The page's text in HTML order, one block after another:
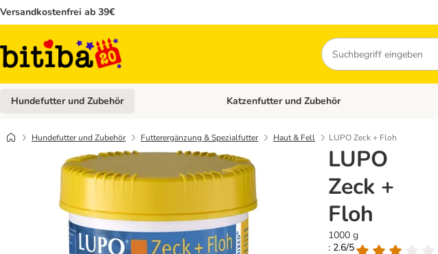
Versandkostenfrei ab 39€
Suchen
Hundefutter und Zubehör Kategorie-Menü öffnen: Hundefutter und Zubehör
Katzenfutter und Zubehör
Hundefutter und Zubehör Futterergänzung & Spezialfutter Haut & Fell LUPO Zeck + Floh
LUPO
Zeck +
Floh
1000 g
: 2.6/5